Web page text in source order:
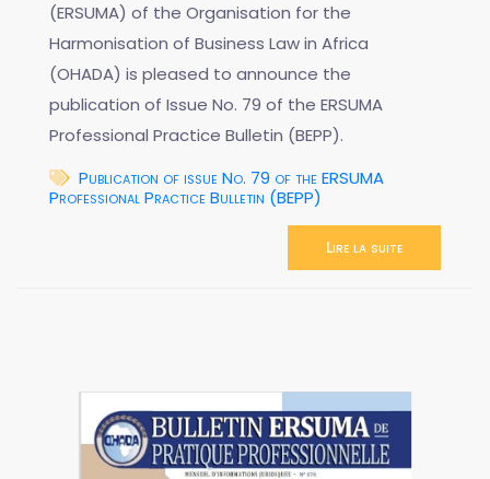
(ERSUMA) of the Organisation for the
Harmonisation of Business Law in Africa
(OHADA) is pleased to announce the
publication of Issue No. 79 of the ERSUMA
Professional Practice Bulletin (BEPP).
Publication of issue No. 79 of the ERSUMA
Professional Practice Bulletin (BEPP)
Lire la suite